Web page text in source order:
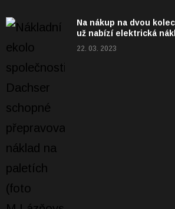
Na nákup na dvou
už nabízí elektrická
22. 03. 2023